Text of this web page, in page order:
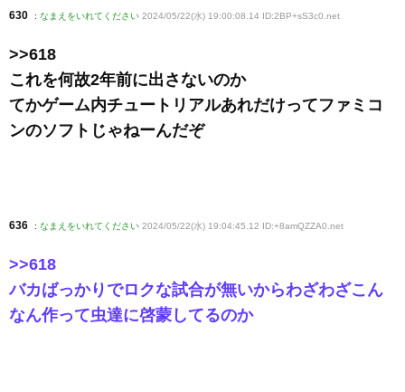
630 : なまえをいれてください 2024/05/22(水) 19:00:08.14 ID:2BP+sS3c0 .net
>>618
これを何故2年前に出さないのか
てかゲーム内チュートリアルあれだけってファミコ
ンのソフトじゃねーんだぞ
636 : なまえをいれてください 2024/05/22(水) 19:04:45.12 ID:+8amQZZA0 .net
>>618
バカばっかりでロクな試合が無いからわざわざこん
なん作って虫達に啓蒙してるのか